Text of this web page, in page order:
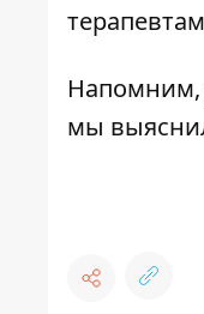
Напомним,
мы